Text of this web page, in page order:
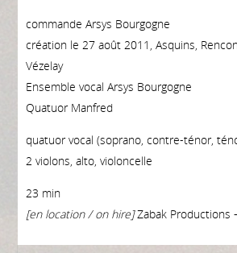
commande Arsys Bourgogne
création le 27 août 2011, Asquins,
Vézelay
Ensemble vocal Arsys Bourgogne
Quatuor Manfred
quatuor vocal (soprano, contre-ténor,
2 violons, alto, violoncelle
23 min
[en location / on hire]Zabak Productions